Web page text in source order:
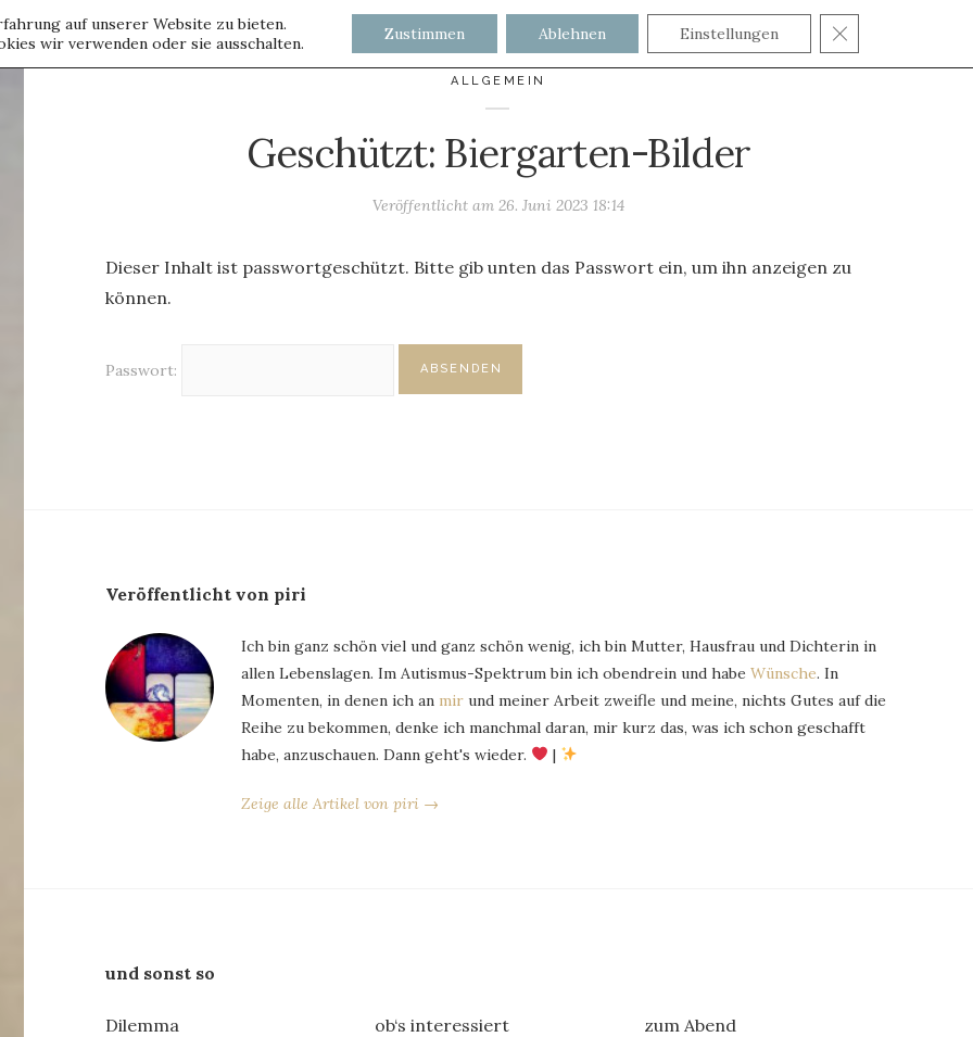
ALLGEMEIN
Geschützt: Biergarten-Bilder
Veröffentlicht am26. Juni 2023 18:14
Dieser Inhalt ist passwortgeschützt. Bitte gib unten das Passwort ein, um ihn anzeigen zu
können.
Passwort:
Veröffentlicht von piri
Ich bin ganz schön viel und ganz schön wenig, ich bin Mutter, Hausfrau und Dichterin in
allen Lebenslagen. Im Autismus-Spektrum bin ich obendrein und habeWünsche. In
Momenten, in denen ich an mir und meiner Arbeit zweifle und meine, nichts Gutes auf die
Reihe zu bekommen, denke ich manchmal daran, mir kurz das, was ich schon geschafft
habe, anzuschauen. Dann geht's wieder.
|
Zeige alle Artikel von piri →
und sonst so
Dilemma ob‘s interessiert zum Abend
auf unserer Website zu bieten.
wir verwenden oder sie ausschalten.
Zustimmen Ablehnen Einstellungen GDPR